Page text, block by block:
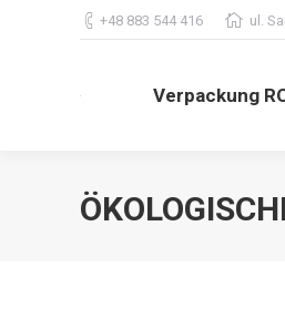
+48 883 544 416 ul.
Verpackung
Verpackung